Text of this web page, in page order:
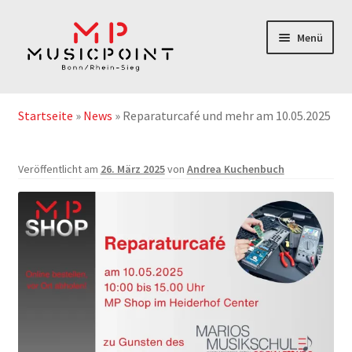
Navigation
springen
Inhalt
springen
Menü
Instrumente-& Zubehör
Notenshop
Geschenkgutschein
Service/Reparatur
Startseite » News » Reparaturcafé und mehr am 10.05.2025
Veröffentlicht am 26. März 2025von Andrea Kuchenbuch